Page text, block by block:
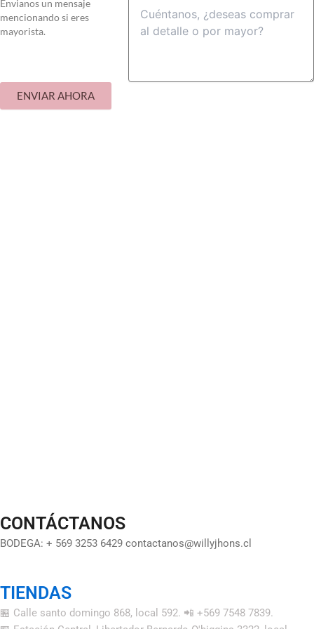
Envianos un mensaje
mencionando si eres
mayorista.
ENVIAR AHORA
CONTÁCTANOS
BODEGA: + 569 3253 6429 contactanos@willyjhons.cl
TIENDAS
🏪 Calle santo domingo 868, local 592. 📲 +569 7548 7839.